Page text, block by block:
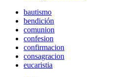
bautismo
bendición
comunion
confesion
confirmacion
consagracion
eucaristia